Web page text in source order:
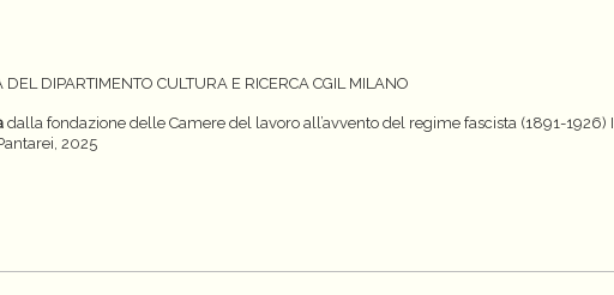
DEL DIPARTIMENTO CULTURA E RICERCA CGIL MILANO
dalla fondazione delle Camere del lavoro all’avvento del regime fascista (1891-1926) I
2025